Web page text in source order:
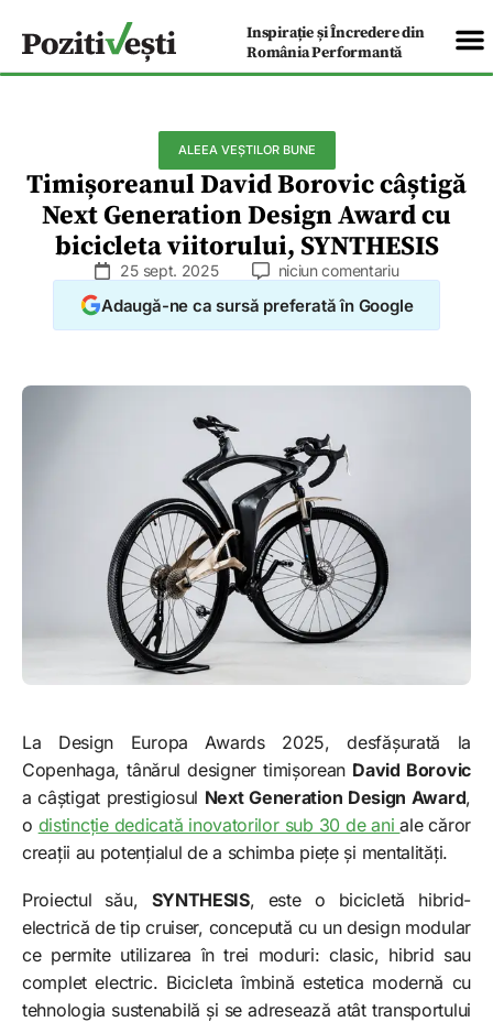
Inspirație și Încredere din
România Performantă
ALEEA VEȘTILOR BUNE
Timișoreanul David Borovic câștigă
Next Generation Design Award cu
bicicleta viitorului, SYNTHESIS
25 sept. 2025 niciun comentariu
Adaugă-ne ca sursă preferată în Google
La Design Europa Awards 2025, desfășurată la
Copenhaga, tânărul designer timișorean David Borovic
a câștigat prestigiosul Next Generation Design Award,
o distincție dedicată inovatorilor sub 30 de aniale căror
creații au potențialul de a schimba piețe și mentalități.
Proiectul său, SYNTHESIS, este o bicicletă hibrid-
electrică de tip cruiser, concepută cu un design modular
ce permite utilizarea în trei moduri: clasic, hibrid sau
complet electric. Bicicleta îmbină estetica modernă cu
tehnologia sustenabilă și se adresează atât transportului